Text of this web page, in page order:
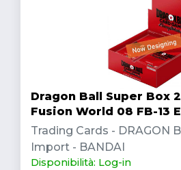
Dragon Ball Super Box
Fusion World 08 FB-13
Trading Cards - DRAGON
Import - BANDAI
Disponibilità: Log-in